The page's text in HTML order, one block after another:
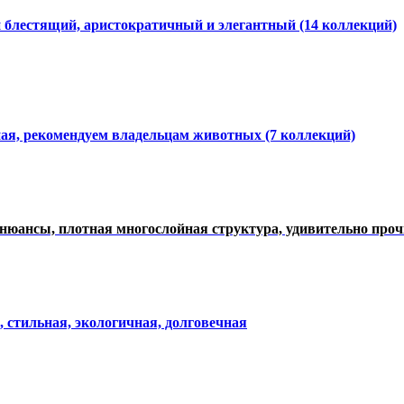
аристократичный и элегантный (14 коллекций)
рекомендуем владельцам животных (7 коллекций)
плотная многослойная структура, удивительно
экологичная, долговечная